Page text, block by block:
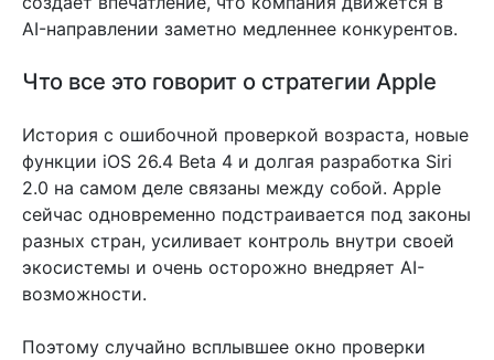
AI-направлении заметно медленнее конкурентов.
Что все это говорит о стратегии Apple
История с ошибочной проверкой возраста, новые
функции iOS 26.4 Beta 4 и долгая разработка Siri
2.0 на самом деле связаны между собой. Apple
сейчас одновременно подстраивается под законы
разных стран, усиливает контроль внутри своей
экосистемы и очень осторожно внедряет AI-
возможности.
Поэтому случайно всплывшее окно проверки